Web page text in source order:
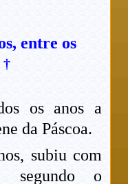
entre os
†
os anos a
da Páscoa.
subiu com
segundo o